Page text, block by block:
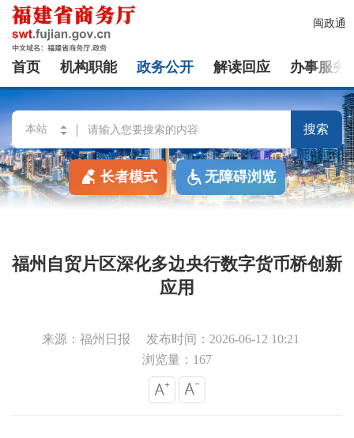
闽政通
首页 机构职能 政务公开 解读回应 办事服务
搜索
长者模式 无障碍浏览
福州自贸片区深化多边央行数字货币桥创新
应用
来源：福州日报
发布时间：2026-06-12 10:21
浏览量：167